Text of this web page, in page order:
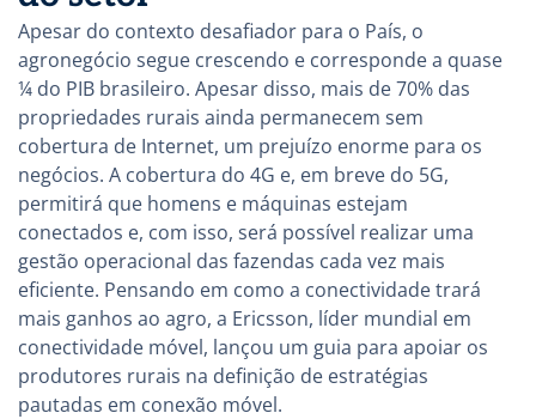
Apesar do contexto desafiador para o País, o
agronegócio segue crescendo e corresponde a quase
¼ do PIB brasileiro. Apesar disso, mais de 70% das
propriedades rurais ainda permanecem sem
cobertura de Internet, um prejuízo enorme para os
negócios. A cobertura do 4G e, em breve do 5G,
permitirá que homens e máquinas estejam
conectados e, com isso, será possível realizar uma
gestão operacional das fazendas cada vez mais
eficiente. Pensando em como a conectividade trará
mais ganhos ao agro, a Ericsson, líder mundial em
conectividade móvel, lançou um guia para apoiar os
produtores rurais na definição de estratégias
pautadas em conexão móvel.